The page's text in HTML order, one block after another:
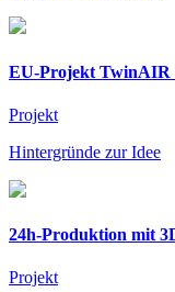
EU-Projekt TwinAIR
Projekt
Hintergründe zur Idee
24h-Produktion mit
Projekt